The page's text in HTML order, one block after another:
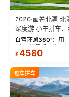
2026·画卷北疆 北
深度游 小车拼车、
物！
自驾环湖360°：用
蓝。 赛湖旅拍：甄选
绝美瞬间。 赛湖坦
频：专业摄影师...
¥4580
包车拼车